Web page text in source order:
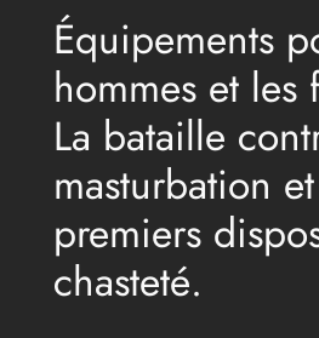
Équipements
hommes et les
La bataille
masturbation
premiers
chasteté.